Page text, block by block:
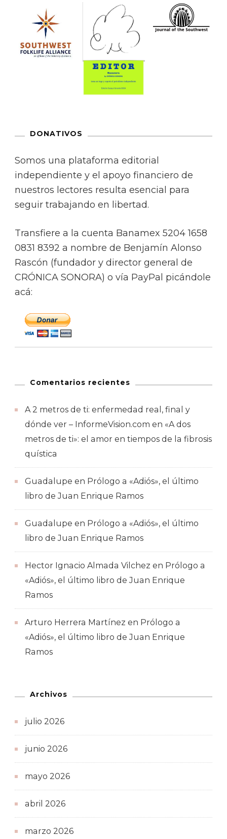
DONATIVOS
Somos una plataforma editorial
independiente y el apoyo financiero de
nuestros lectores resulta esencial para
seguir trabajando en libertad.
Transfiere a la cuenta Banamex 5204 1658
0831 8392 a nombre de Benjamín Alonso
Rascón (fundador y director general de
CRÓNICA SONORA) o vía PayPal picándole
acá:
Comentarios recientes
A 2 metros de ti: enfermedad real, final y
dónde ver – InformeVision.com en «A dos
metros de ti»: el amor en tiempos de la fibrosis
quística
Guadalupe en Prólogo a «Adiós», el último
libro de Juan Enrique Ramos
Guadalupe en Prólogo a «Adiós», el último
libro de Juan Enrique Ramos
Hector Ignacio Almada Vilchez en Prólogo a
«Adiós», el último libro de Juan Enrique
Ramos
Arturo Herrera Martínez en Prólogo a
«Adiós», el último libro de Juan Enrique
Ramos
Archivos
julio 2026
junio 2026
mayo 2026
abril 2026
marzo 2026